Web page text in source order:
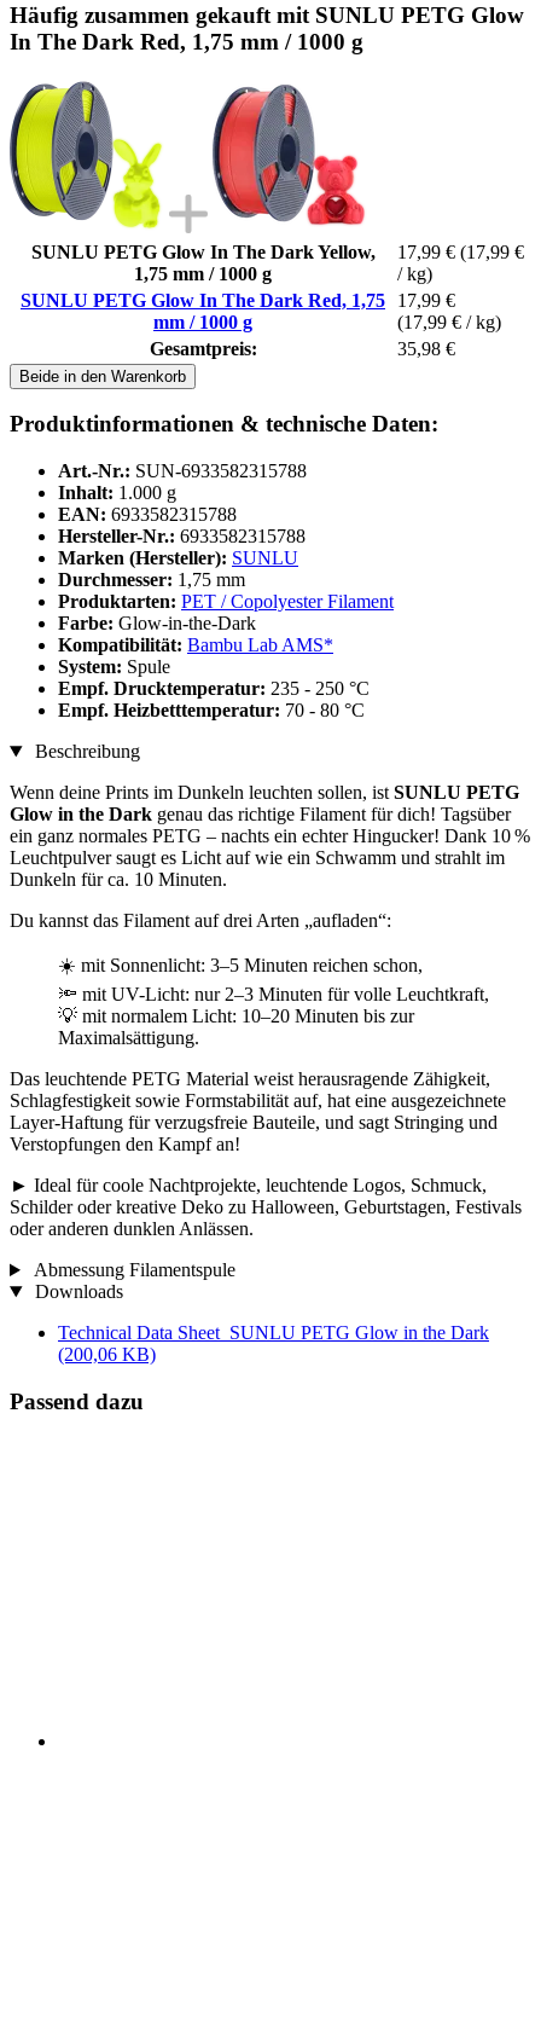
Häufig zusammen gekauft mit SUNLU PETG Glow
In The Dark Red, 1,75 mm / 1000 g
SUNLU PETG Glow In The Dark Yellow,
1,75 mm / 1000 g
17,99 € (17,99 €
/ kg)
SUNLU PETG Glow In The Dark Red, 1,75
mm / 1000 g
17,99 €
(17,99 € / kg)
Gesamtpreis:
35,98 €
Beide in den Warenkorb
Produktinformationen & technische Daten:
Art.-Nr.: SUN-6933582315788
Inhalt: 1.000 g
EAN: 6933582315788
Hersteller-Nr.: 6933582315788
Marken (Hersteller): SUNLU
Durchmesser: 1,75 mm
Produktarten: PET / Copolyester Filament
Farbe: Glow-in-the-Dark
Kompatibilität: Bambu Lab AMS*
System: Spule
Empf. Drucktemperatur: 235 - 250 °C
Empf. Heizbetttemperatur: 70 - 80 °C
Beschreibung
Wenn deine Prints im Dunkeln leuchten sollen, ist SUNLU PETG
Glow in the Dark genau das richtige Filament für dich! Tagsüber
ein ganz normales PETG – nachts ein echter Hingucker! Dank 10 %
Leuchtpulver saugt es Licht auf wie ein Schwamm und strahlt im
Dunkeln für ca. 10 Minuten.
Du kannst das Filament auf drei Arten „aufladen“:
☀️ mit Sonnenlicht: 3–5 Minuten reichen schon,
🔦 mit UV-Licht: nur 2–3 Minuten für volle Leuchtkraft,
💡 mit normalem Licht: 10–20 Minuten bis zur
Maximalsättigung.
Das leuchtende PETG Material weist herausragende Zähigkeit,
Schlagfestigkeit sowie Formstabilität auf, hat eine ausgezeichnete
Layer-Haftung für verzugsfreie Bauteile, und sagt Stringing und
Verstopfungen den Kampf an!
► Ideal für coole Nachtprojekte, leuchtende Logos, Schmuck,
Schilder oder kreative Deko zu Halloween, Geburtstagen, Festivals
oder anderen dunklen Anlässen.
Abmessung Filamentspule
Downloads
Technical Data Sheet_SUNLU PETG Glow in the Dark
(200,06 KB)
Passend dazu